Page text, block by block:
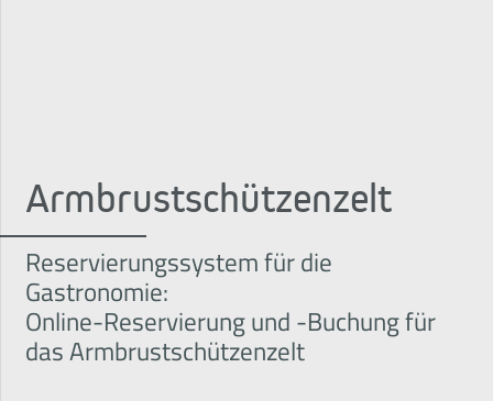
Arm­brust­schützen­zelt
Reservierungssystem für die
Gastronomie:
Online-Reservierung und -Buchung für
das Armbrustschützenzelt